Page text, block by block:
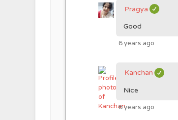
Pragya
Good
6 years ago
Kanchan
Nice
6 years ago